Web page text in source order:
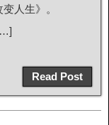
人生》。
Read Post